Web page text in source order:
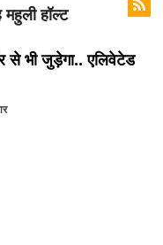
फर्जीवाड़ा कर पाई थी
की मंजूरी.. जानिए किन-किन
फिक्स, गर्लफ्रेंड से होगी
हॉल्ट
से भी जुड़ेगा.. एलिवेटेड